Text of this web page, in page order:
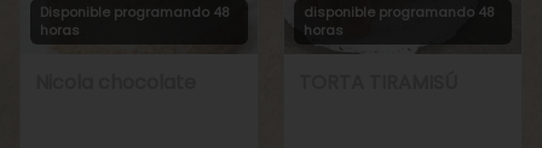
Disponible programando 48
horas
disponible programando 48
horas